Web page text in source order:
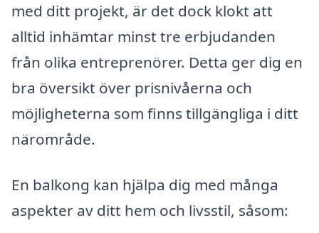
med ditt projekt, är det dock klokt att
alltid inhämtar minst tre erbjudanden
från olika entreprenörer. Detta ger dig en
bra översikt över prisnivåerna och
möjligheterna som finns tillgängliga i ditt
närområde.
En balkong kan hjälpa dig med många
aspekter av ditt hem och livsstil, såsom: